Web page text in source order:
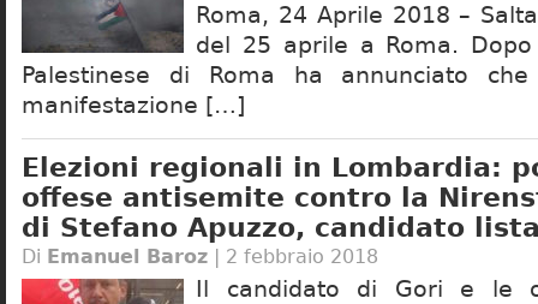
Roma, 24 Aprile 2018 –
del 25 aprile a Roma.
Palestinese di Roma ha annunciato
manifestazione […]
Elezioni regionali in Lombardia:
offese antisemite contro la
di Stefano Apuzzo, candidato
Di Emanuel Baroz | 2 febbraio 2018
Il candidato di Gori e le